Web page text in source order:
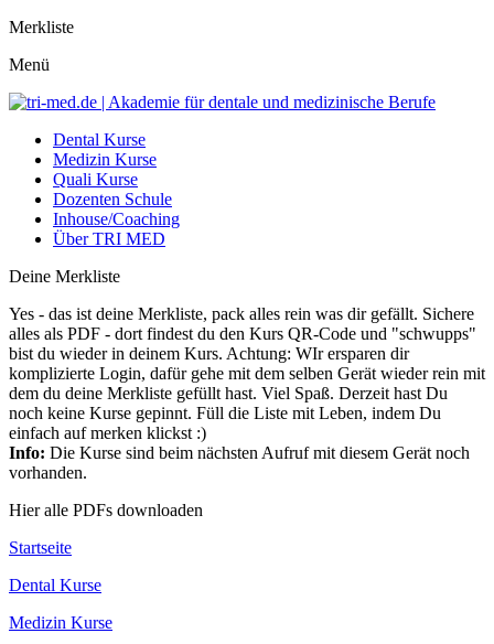
Merkliste
Menü
Dental Kurse
Medizin Kurse
Quali Kurse
Dozenten Schule
Inhouse/Coaching
Über TRI MED
Deine Merkliste
Yes - das ist deine Merkliste, pack alles rein was dir gefällt. Sichere
alles als PDF - dort findest du den Kurs QR-Code und "schwupps"
bist du wieder in deinem Kurs. Achtung: WIr ersparen dir
komplizierte Login, dafür gehe mit dem selben Gerät wieder rein mit
dem du deine Merkliste gefüllt hast. Viel Spaß. Derzeit hast Du
noch keine Kurse gepinnt. Füll die Liste mit Leben, indem Du
einfach auf merken klickst :)
Info: Die Kurse sind beim nächsten Aufruf mit diesem Gerät noch
vorhanden.
Hier alle PDFs downloaden
Startseite
Dental Kurse
Medizin Kurse